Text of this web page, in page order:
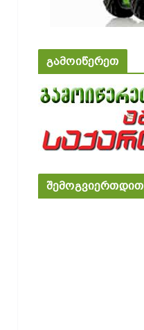
გამოიწერეთ
შემოგვიერთდით